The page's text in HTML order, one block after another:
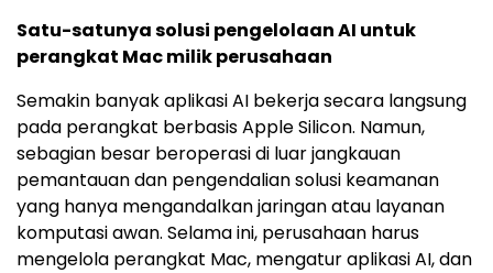
Satu-satunya solusi pengelolaan AI untuk
perangkat Mac milik perusahaan
Semakin banyak aplikasi AI bekerja secara langsung
pada perangkat berbasis Apple Silicon. Namun,
sebagian besar beroperasi di luar jangkauan
pemantauan dan pengendalian solusi keamanan
yang hanya mengandalkan jaringan atau layanan
komputasi awan. Selama ini, perusahaan harus
mengelola perangkat Mac, mengatur aplikasi AI, dan